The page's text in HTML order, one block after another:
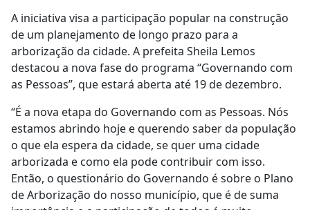
A iniciativa visa a participação popular na construção
de um planejamento de longo prazo para a
arborização da cidade. A prefeita Sheila Lemos
destacou a nova fase do programa “Governando com
as Pessoas”, que estará aberta até 19 de dezembro.
“É a nova etapa do Governando com as Pessoas. Nós
estamos abrindo hoje e querendo saber da população
o que ela espera da cidade, se quer uma cidade
arborizada e como ela pode contribuir com isso.
Então, o questionário do Governando é sobre o Plano
de Arborização do nosso município, que é de suma